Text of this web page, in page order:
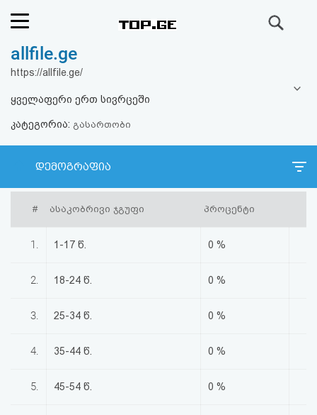
რეიტინგი
ფოსტა
კითხვა-
პასუხი
ავტორიზაცია
კოდი
allfile.ge
https://allfile.ge/
ყველაფერი ერთ სივრცეში
კატეგორია: გასართობი
დემოგრაფია
# ასაკობრივი ჯგუფი პროცენტი
1. 1-17 წ. 0 %
2. 18-24 წ. 0 %
3. 25-34 წ. 0 %
4. 35-44 წ. 0 %
5. 45-54 წ. 0 %